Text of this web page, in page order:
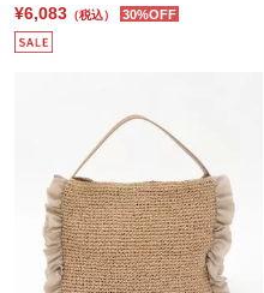
¥6,083 （税込） 30%OFF